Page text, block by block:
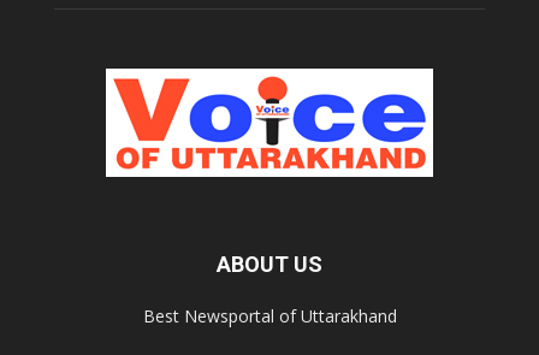
ABOUT US
Best Newsportal of Uttarakhand